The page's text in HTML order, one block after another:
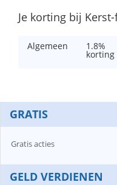
Je korting bij
Algemeen 1.8%
korting
GRATIS
Gratis acties
GELD VERDIENEN